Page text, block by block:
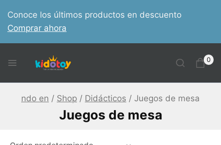
content
Conoce los últimos productos en descuento
Comprar ahora
0
ndo en / Shop / Didácticos / Juegos de mesa
Juegos de mesa